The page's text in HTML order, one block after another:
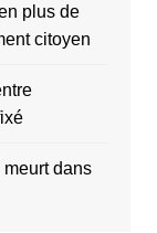
plus de
citoyen
meurt dans